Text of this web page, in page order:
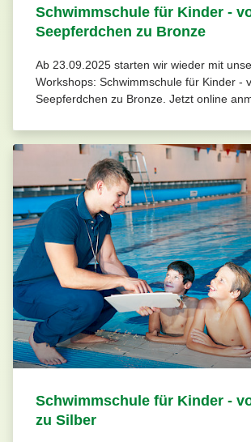
Schwimmschule für Kinder -
Seepferdchen zu Bronze
Ab 23.09.2025 starten wir wieder mit
Workshops: Schwimmschule für Kinder -
Seepferdchen zu Bronze. Jetzt online
Schwimmschule für Kinder -
zu Silber